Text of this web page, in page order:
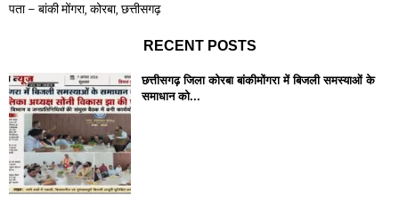
पता – बांकी मोंगरा, कोरबा, छत्तीसगढ़
RECENT POSTS
छत्तीसगढ़ जिला कोरबा बांकीमोंगरा में बिजली समस्याओं के
समाधान को...